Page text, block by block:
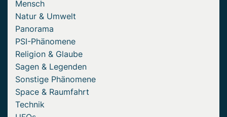
Mensch
Natur & Umwelt
Panorama
PSI-Phänomene
Religion & Glaube
Sagen & Legenden
Sonstige Phänomene
Space & Raumfahrt
Technik